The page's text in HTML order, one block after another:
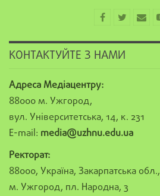
КОНТАКТУЙТЕ З НАМИ
Адреса Медіацентру:
88000 м. Ужгород,
вул. Університетська, 14, к. 231
E-mail: media@uzhnu.edu.ua
Ректорат:
88000, Україна, Закарпатська обл.,
м. Ужгород, пл. Народна, 3